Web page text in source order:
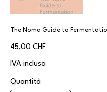
The Noma Guide to
Prezzo
45,00 CHF
IVA inclusa
Quantità